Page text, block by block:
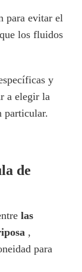
para evitar el
los fluidos
y
a elegir la
particular.
de
las
,
para